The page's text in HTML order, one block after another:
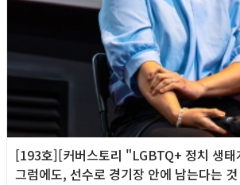
[193호][커버스토리 "LGBTQ+ 정치 생
그럼에도, 선수로 경기장 안에 남는다는 것